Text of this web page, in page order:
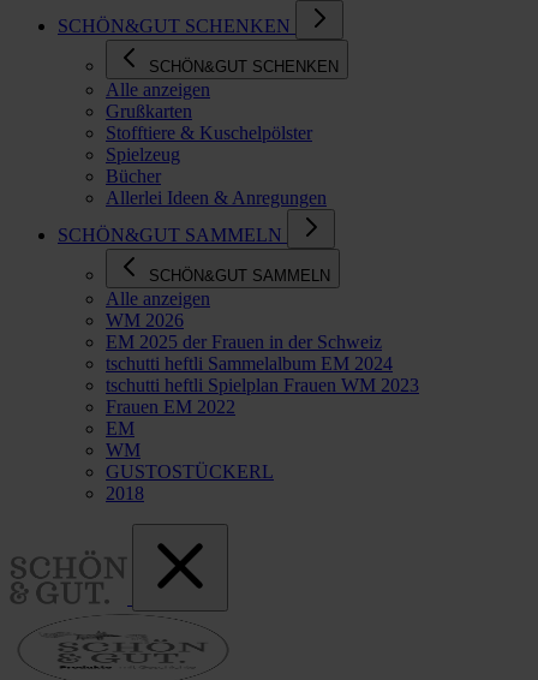
SCHÖN&GUT SCHENKEN
SCHÖN&GUT SCHENKEN
Alle anzeigen
Grußkarten
Stofftiere & Kuschelpölster
Spielzeug
Bücher
Allerlei Ideen & Anregungen
SCHÖN&GUT SAMMELN
SCHÖN&GUT SAMMELN
Alle anzeigen
WM 2026
EM 2025 der Frauen in der Schweiz
tschutti heftli Sammelalbum EM 2024
tschutti heftli Spielplan Frauen WM 2023
Frauen EM 2022
EM
WM
GUSTOSTÜCKERL
2018